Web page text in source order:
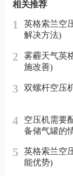
相关推荐
1
英格索兰空
解决方法)
2
雾霾天气英
施改善)
3 双螺杆空压
4
空压机需要
备储气罐的
5
英格索兰空
能优势)